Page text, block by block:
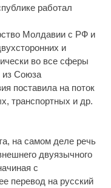
работал
Молдавии с РФ и
и
во все сферы
из Союза
поставила на поток
транспортных и др.
на самом деле речь
двуязычного
с
перевод на русский